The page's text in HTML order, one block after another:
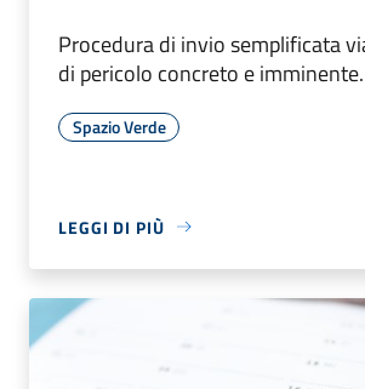
Procedura di invio semplificata
di pericolo concreto e imminente.
Spazio Verde
LEGGI DI PIÙ